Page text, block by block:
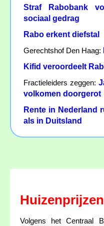
Straf Rabobank
sociaal gedrag
Rabo erkent diefstal
Gerechtshof Den Haag:
Kifid veroordeelt
Fractieleiders zeggen:
volkomen doorgerot
Rente in Nederland
als in Duitsland
Volgens het Centraal